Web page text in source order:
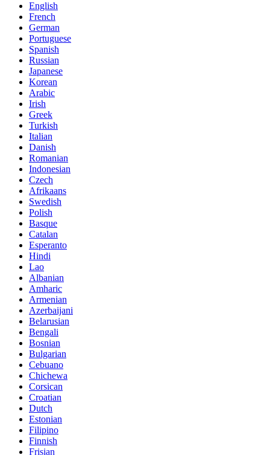
English
French
German
Portuguese
Spanish
Russian
Japanese
Korean
Arabic
Irish
Greek
Turkish
Italian
Danish
Romanian
Indonesian
Czech
Afrikaans
Swedish
Polish
Basque
Catalan
Esperanto
Hindi
Lao
Albanian
Amharic
Armenian
Azerbaijani
Belarusian
Bengali
Bosnian
Bulgarian
Cebuano
Chichewa
Corsican
Croatian
Dutch
Estonian
Filipino
Finnish
Frisian